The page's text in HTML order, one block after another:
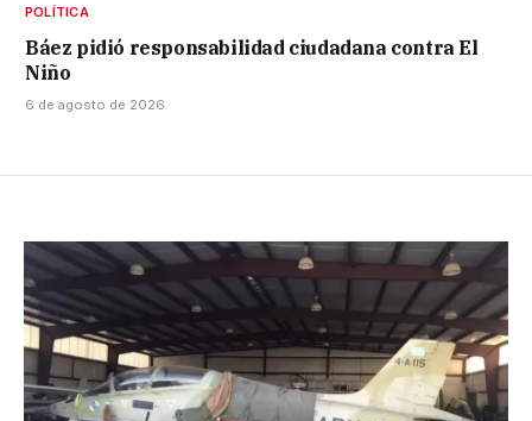
POLÍTICA
Báez pidió responsabilidad ciudadana contra El
Niño
6 de agosto de 2026